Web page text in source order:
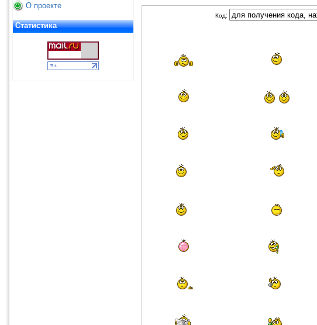
О проекте
Статистика
Код: